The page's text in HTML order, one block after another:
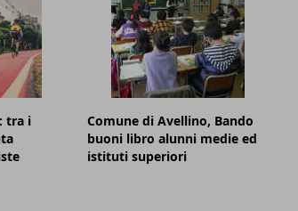
tra i
Comune di Avellino, Bando
buoni libro alunni medie ed
istituti superiori